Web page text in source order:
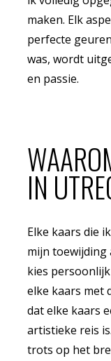
maken. Elk
perfecte
was, wordt
en passie.
IN
Elke kaars die
mijn toewijding
kies
elke kaars met
dat elke kaars
artistieke reis
trots op het